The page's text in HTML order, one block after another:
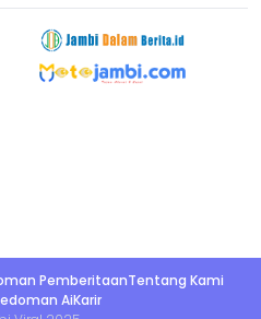
PemberitaanTentang Kami
AiKarir